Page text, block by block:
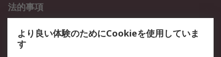
法的事項
クッキーポリシー
より良い体験のためにCookieを使用していま
す